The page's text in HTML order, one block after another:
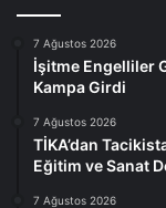
7 Ağustos 2026
İşitme Engelliler
Kampa Girdi
7 Ağustos 2026
TİKA’dan
Eğitim ve Sanat
7 Ağustos 2026